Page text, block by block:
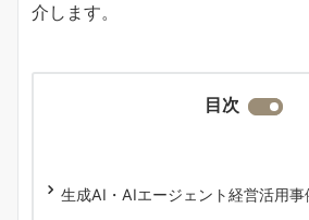
介します。
目次
生成AI・AIエージェント経営活用事